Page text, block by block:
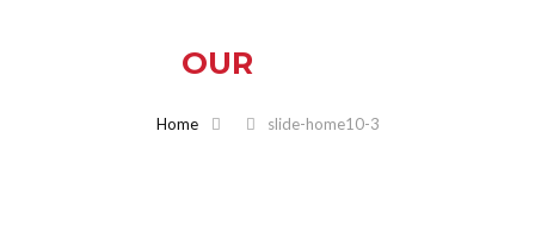
OUR
Home slide-home10-3